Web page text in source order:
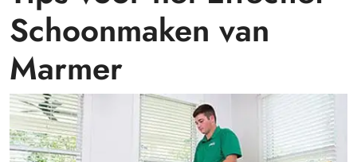
Schoonmaken van
Marmer